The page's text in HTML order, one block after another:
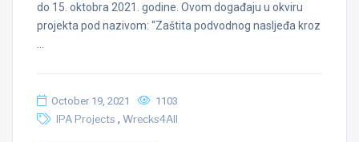
do 15. oktobra 2021. godine. Ovom događaju u okviru
projekta pod nazivom: “Zaštita podvodnog nasljeđa kroz
October 19, 2021
1103
IPA Projects , Wrecks4All